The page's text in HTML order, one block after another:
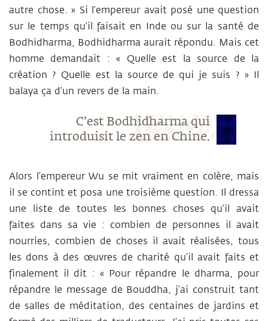
autre chose. » Si l’empereur avait posé une question
sur le temps qu’il faisait en Inde ou sur la santé de
Bodhidharma, Bodhidharma aurait répondu. Mais cet
homme demandait : « Quelle est la source de la
création ? Quelle est la source de qui je suis ? » Il
balaya ça d’un revers de la main.
C’est Bodhidharma qui
introduisit le zen en Chine.
Alors l’empereur Wu se mit vraiment en colère, mais
il se contint et posa une troisième question. Il dressa
une liste de toutes les bonnes choses qu’il avait
faites dans sa vie : combien de personnes il avait
nourries, combien de choses il avait réalisées, tous
les dons à des œuvres de charité qu’il avait faits et
finalement il dit : « Pour répandre le dharma, pour
répandre le message de Bouddha, j’ai construit tant
de salles de méditation, des centaines de jardins et